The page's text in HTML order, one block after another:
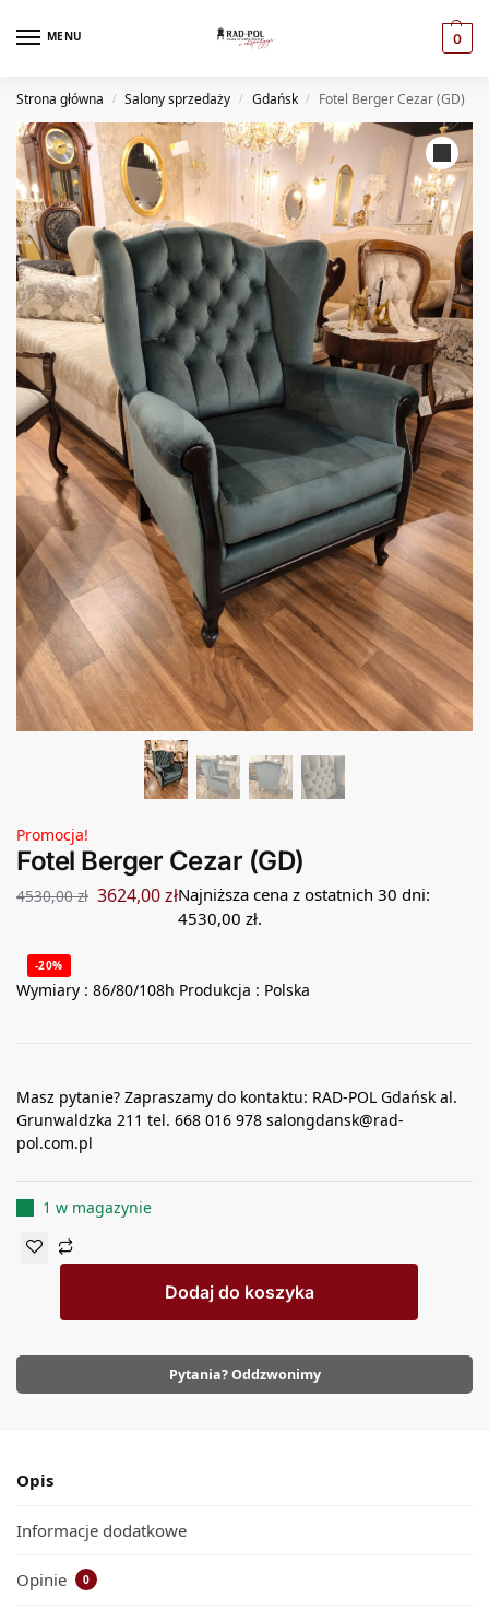
MENU 0
Strona główna / Salony sprzedaży / Gdańsk / Fotel Berger Cezar (GD)
Promocja!
Fotel Berger Cezar (GD)
4530,00zł 3624,00złNajniższa cena z ostatnich 30 dni:
4530,00 zł.
-20%
Wymiary : 86/80/108h Produkcja : Polska
Masz pytanie? Zapraszamy do kontaktu: RAD-POL Gdańsk al.
Grunwaldzka 211 tel. 668 016 978 salongdansk@rad-
pol.com.pl
1 w magazynie
Dodaj do koszyka
Pytania? Oddzwonimy
Opis
Informacje dodatkowe
Opinie 0